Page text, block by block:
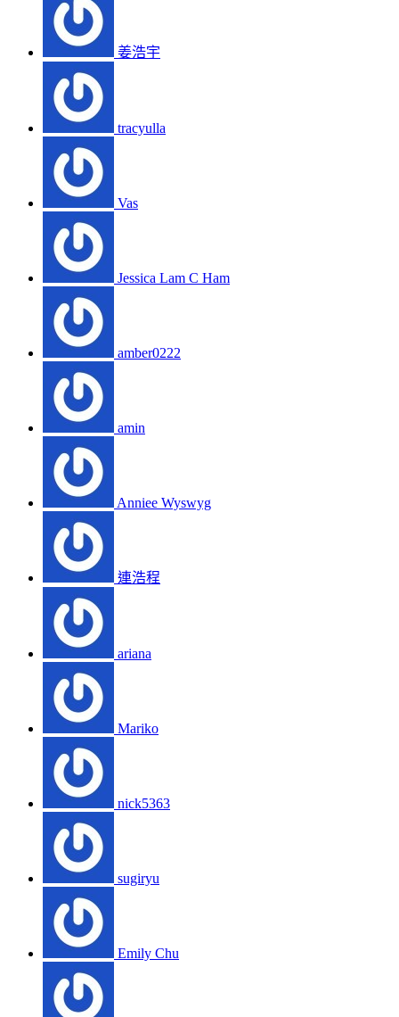
姜浩宇
tracyulla
Vas
Jessica Lam C Ham
amber0222
amin
Anniee Wyswyg
連浩程
ariana
Mariko
nick5363
sugiryu
Emily Chu